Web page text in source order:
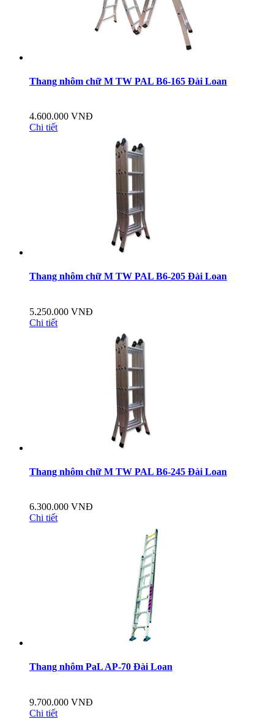
Thang nhôm chữ M TW PAL B6-165 Đài Loan
4.600.000 VNĐ
Chi tiết
Thang nhôm chữ M TW PAL B6-205 Đài Loan
5.250.000 VNĐ
Chi tiết
Thang nhôm chữ M TW PAL B6-245 Đài Loan
6.300.000 VNĐ
Chi tiết
Thang nhôm PaL AP-70 Đài Loan
9.700.000 VNĐ
Chi tiết